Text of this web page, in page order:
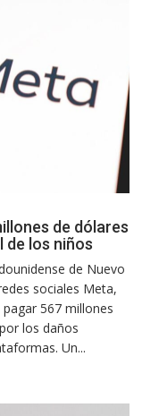
de dólares
de los niños
de Nuevo
sociales Meta,
567 millones
los daños
Un...